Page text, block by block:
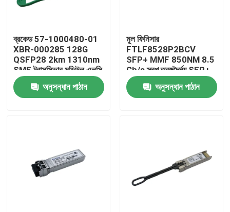
মান নিয়ন্ত্রণ
যোগাযোগ করুন
400G/800G অপটিক্যাল মডিউল
ব্রকেড 57-1000480-01
XBR-000285 128G
QSFP28 2km 1310nm
SMF ট্রান্সসিভার মডিউল এলসি
সংযোগকারী সহ
অনুসন্ধান পাঠান
মূল ফিনিসার
FTLF8528P2BCV
SFP+ MMF 850NM 8.5
Gb/s স্বল্প তরঙ্গদৈর্ঘ্য SFP+
ট্রান্সিভার মডিউল
অনুসন্ধান পাঠান